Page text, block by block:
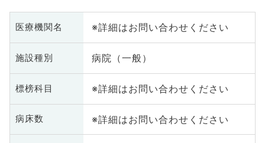
医療機関名 ※詳細はお問い合わせください
施設種別 病院（一般）
標榜科目 ※詳細はお問い合わせください
病床数 ※詳細はお問い合わせください